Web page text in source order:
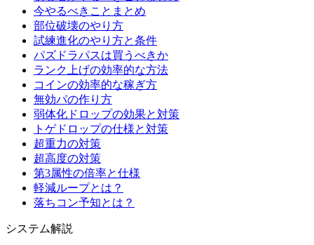
今やるべきことまとめ
部位破壊のやり方
試練進化のやり方と条件
パズドラパスは買うべきか
ランク上げの効率的な方法
コインの効率的な稼ぎ方
無効パの作り方
弱体化ドロップの効果と対策
トゲドロップの仕様と対策
超重力の対策
超高度の対策
第3属性の倍率と仕様
軽減ループとは？
落ちコン予知とは？
システム解説